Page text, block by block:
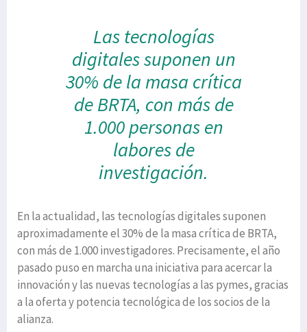
Las tecnologías
digitales suponen un
30% de la masa crítica
de BRTA, con más de
1.000 personas en
labores de
investigación.
En la actualidad, las tecnologías digitales suponen
aproximadamente el 30% de la masa crítica de BRTA,
con más de 1.000 investigadores. Precisamente, el año
pasado puso en marcha una iniciativa para acercar la
innovación y las nuevas tecnologías a las pymes, gracias
a la oferta y potencia tecnológica de los socios de la
alianza.